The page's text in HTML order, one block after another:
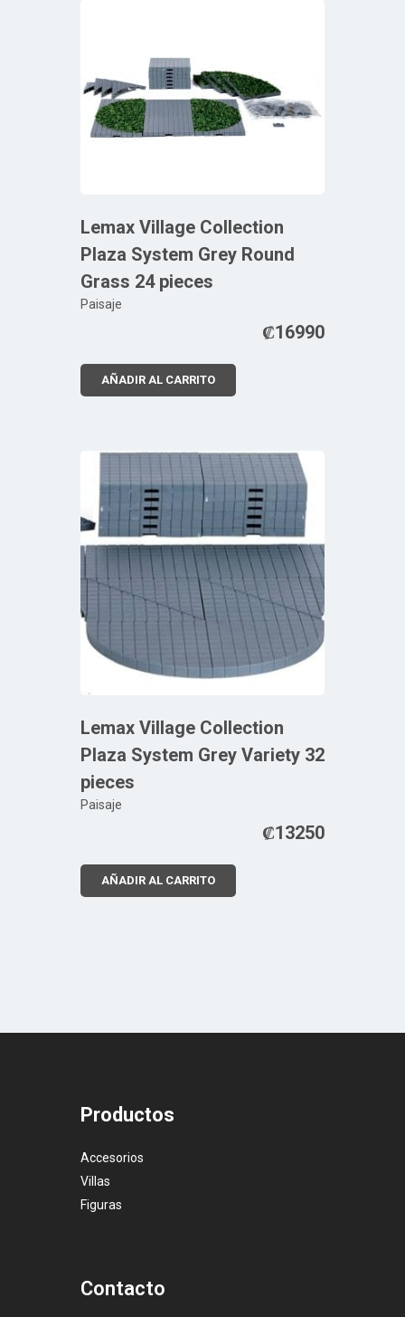
Lemax Village Collection
Plaza System Grey Round
Grass 24 pieces
Paisaje
₡16990
AÑADIR AL CARRITO
Lemax Village Collection
Plaza System Grey Variety 32
pieces
Paisaje
₡13250
AÑADIR AL CARRITO
Productos
Accesorios
Villas
Figuras
Contacto